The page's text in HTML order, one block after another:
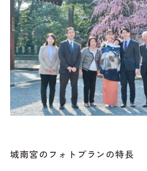
城南宮のフォトプランの特長